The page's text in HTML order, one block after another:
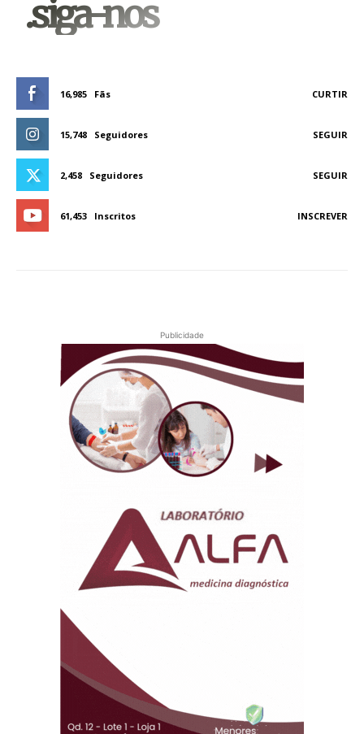
.siga-nos
16,985 Fãs CURTIR
15,748 Seguidores SEGUIR
2,458 Seguidores SEGUIR
61,453 Inscritos INSCREVER
Publicidade